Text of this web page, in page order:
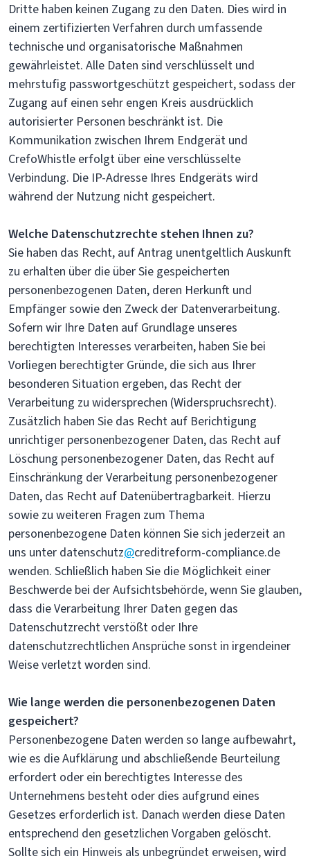
Dritte haben keinen Zugang zu den Daten. Dies wird in
einem zertifizierten Verfahren durch umfassende
technische und organisatorische Maßnahmen
gewährleistet. Alle Daten sind verschlüsselt und
mehrstufig passwortgeschützt gespeichert, sodass der
Zugang auf einen sehr engen Kreis ausdrücklich
autorisierter Personen beschränkt ist. Die
Kommunikation zwischen Ihrem Endgerät und
CrefoWhistle erfolgt über eine verschlüsselte
Verbindung. Die IP-Adresse Ihres Endgeräts wird
während der Nutzung nicht gespeichert.
Welche Datenschutzrechte stehen Ihnen zu?
Sie haben das Recht, auf Antrag unentgeltlich Auskunft
zu erhalten über die über Sie gespeicherten
personenbezogenen Daten, deren Herkunft und
Empfänger sowie den Zweck der Datenverarbeitung.
Sofern wir Ihre Daten auf Grundlage unseres
berechtigten Interesses verarbeiten, haben Sie bei
Vorliegen berechtigter Gründe, die sich aus Ihrer
besonderen Situation ergeben, das Recht der
Verarbeitung zu widersprechen (Widerspruchsrecht).
Zusätzlich haben Sie das Recht auf Berichtigung
unrichtiger personenbezogener Daten, das Recht auf
Löschung personenbezogener Daten, das Recht auf
Einschränkung der Verarbeitung personenbezogener
Daten, das Recht auf Datenübertragbarkeit. Hierzu
sowie zu weiteren Fragen zum Thema
personenbezogene Daten können Sie sich jederzeit an
uns unter datenschutz@creditreform-compliance.de
wenden. Schließlich haben Sie die Möglichkeit einer
Beschwerde bei der Aufsichtsbehörde, wenn Sie glauben,
dass die Verarbeitung Ihrer Daten gegen das
Datenschutzrecht verstößt oder Ihre
datenschutzrechtlichen Ansprüche sonst in irgendeiner
Weise verletzt worden sind.
Wie lange werden die personenbezogenen Daten
gespeichert?
Personenbezogene Daten werden so lange aufbewahrt,
wie es die Aufklärung und abschließende Beurteilung
erfordert oder ein berechtigtes Interesse des
Unternehmens besteht oder dies aufgrund eines
Gesetzes erforderlich ist. Danach werden diese Daten
entsprechend den gesetzlichen Vorgaben gelöscht.
Sollte sich ein Hinweis als unbegründet erweisen, wird